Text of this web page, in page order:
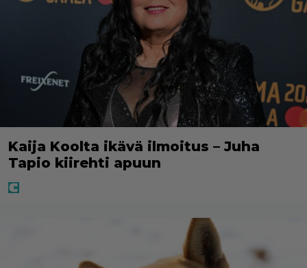
Kaija Koolta ikävä ilmoitus – Juha
Tapio kiirehti apuun